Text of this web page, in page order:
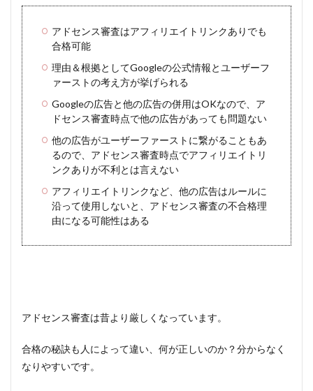
アドセンス審査はアフィリエイトリンクありでも
合格可能
理由＆根拠としてGoogleの公式情報とユーザーフ
ァーストの考え方が挙げられる
Googleの広告と他の広告の併用はOKなので、ア
ドセンス審査時点で他の広告があっても問題ない
他の広告がユーザーファーストに繋がることもあ
るので、アドセンス審査時点でアフィリエイトリ
ンクありが不利とは言えない
アフィリエイトリンクなど、他の広告はルールに
沿って使用しないと、アドセンス審査の不合格理
由になる可能性はある
アドセンス審査は昔より厳しくなっています。
合格の秘訣も人によって違い、何が正しいのか？分からなく
なりやすいです。